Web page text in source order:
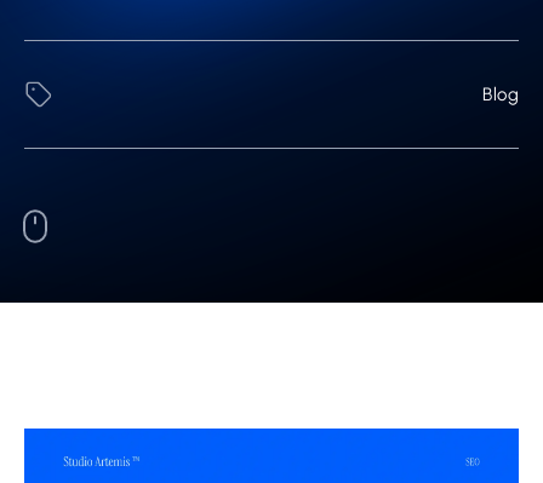
Blog